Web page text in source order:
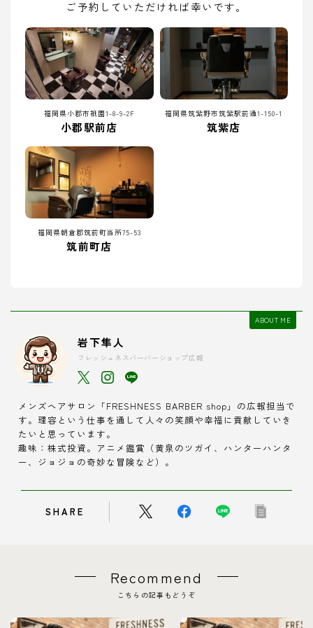
ご予約していただければ幸いです。
福岡県小郡市祇園1-8-9-2F
小郡駅前店
福岡県筑紫野市筑紫駅前通1-150-1
筑紫店
福岡県朝倉郡筑前町当所75-53
筑前町店
ABOUT ME
岩下隼人
フレッシュネスバーバーショップ広報
メンズヘアサロン「FRESHNESS BARBER shop」の広報担当で
す。理容という仕事を通して人々の笑顔や幸福に貢献していき
たいと思っています。
趣味：株式投資。アニメ鑑賞（黄泉のツガイ、ハンターハンタ
ー、ジョジョの奇妙な冒険など）。
SHARE
Recommend
こちらの記事もどうぞ